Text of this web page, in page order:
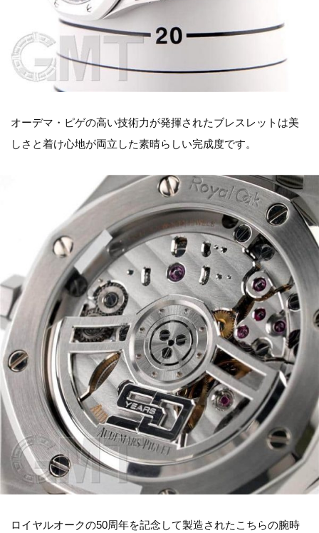
オーデマ・ピゲの高い技術力が発揮されたブレスレットは美
しさと着け心地が両立した素晴らしい完成度です。
ロイヤルオークの50周年を記念して製造されたこちらの腕時